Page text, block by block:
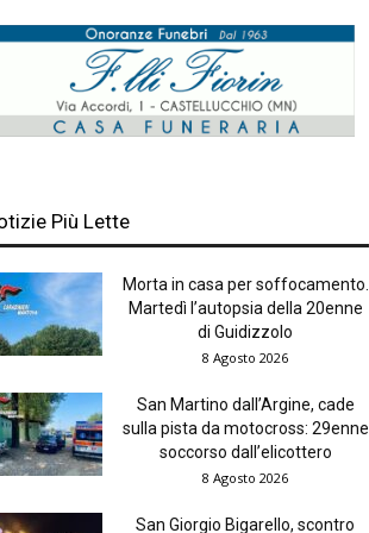
Più Lette
Morta in casa per soffocamento.
Martedì l’autopsia della 20enne
di Guidizzolo
8 Agosto 2026
San Martino dall’Argine, cade
sulla pista da motocross: 29enne
soccorso dall’elicottero
8 Agosto 2026
San Giorgio Bigarello, scontro